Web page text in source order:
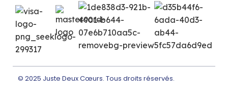
© 2025 Juste Deux Cœurs. Tous droits réservés.